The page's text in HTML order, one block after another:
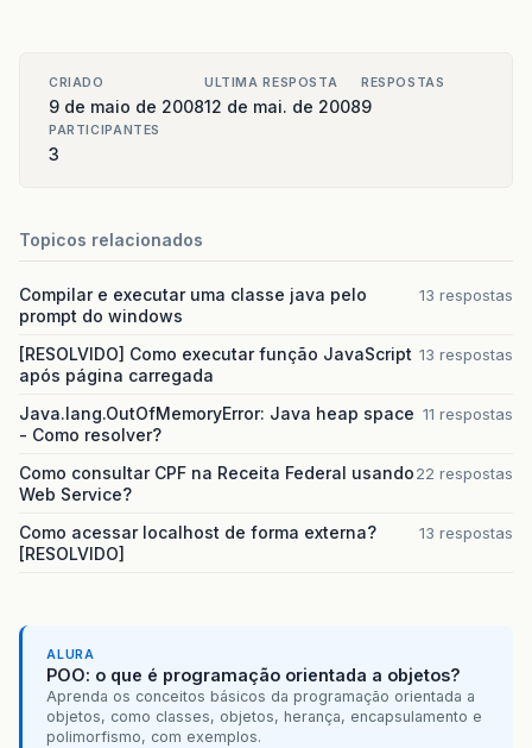
CRIADO
9 de maio de 2008
ULTIMA RESPOSTA
12 de mai. de 2008
RESPOSTAS
9
PARTICIPANTES
3
Topicos relacionados
Compilar e executar uma classe java pelo
prompt do windows
13 respostas
[RESOLVIDO] Como executar função JavaScript
após página carregada
13 respostas
Java.lang.OutOfMemoryError: Java heap space
- Como resolver?
11 respostas
Como consultar CPF na Receita Federal usando
Web Service?
22 respostas
Como acessar localhost de forma externa?
[RESOLVIDO]
13 respostas
ALURA
POO: o que é programação orientada a objetos?
Aprenda os conceitos básicos da programação orientada a
objetos, como classes, objetos, herança, encapsulamento e
polimorfismo, com exemplos.